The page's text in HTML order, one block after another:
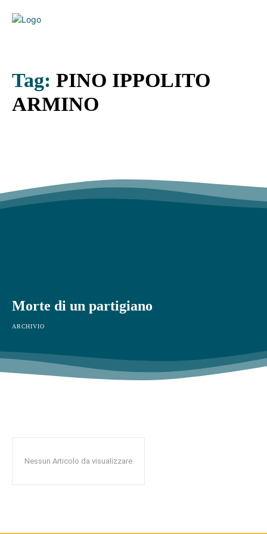
Tag: PINO IPPOLITO
ARMINO
Morte di un partigiano
ARCHIVIO
Nessun Articolo da visualizzare